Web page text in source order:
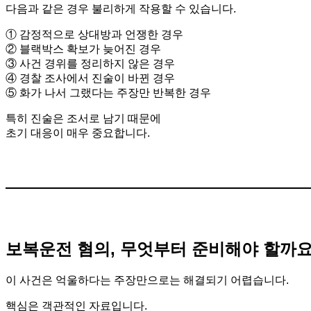
다음과 같은 경우 불리하게 작용할 수 있습니다.
① 감정적으로 상대방과 언쟁한 경우
② 블랙박스 확보가 늦어진 경우
③ 사건 경위를 정리하지 않은 경우
④ 경찰 조사에서 진술이 바뀐 경우
⑤ 화가 나서 그랬다는 주장만 반복한 경우
특히 진술은 조서로 남기 때문에
초기 대응이 매우 중요합니다.
보복운전 혐의, 무엇부터 준비해야 할까
이 사건은 억울하다는 주장만으로는 해결되기 어렵습니다.
핵심은 객관적인 자료입니다.